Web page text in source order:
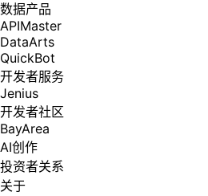
数据产品
APIMaster
DataArts
QuickBot
开发者服务
Jenius
开发者社区
BayArea
AI创作
投资者关系
关于